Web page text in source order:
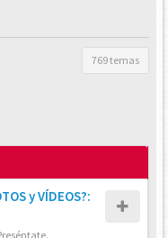
769 temas
y VÍDEOS?: